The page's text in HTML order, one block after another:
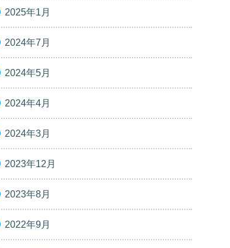
2025年1月
2024年7月
2024年5月
2024年4月
2024年3月
2023年12月
2023年8月
2022年9月